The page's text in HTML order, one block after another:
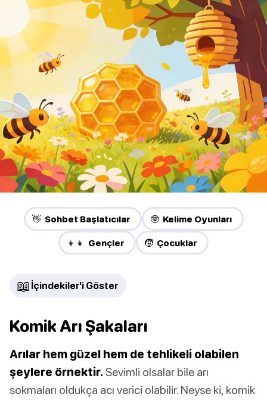
👋 Sohbet Başlatıcılar 🤓 Kelime Oyunları
👦👧 Gençler 🧒 Çocuklar
📖 İçindekiler'i Göster
Komik Arı Şakaları
Arılar hem güzel hem de tehlikeli olabilen
şeylere örnektir. Sevimli olsalar bile arı
sokmaları oldukça acı verici olabilir. Neyse ki, komik